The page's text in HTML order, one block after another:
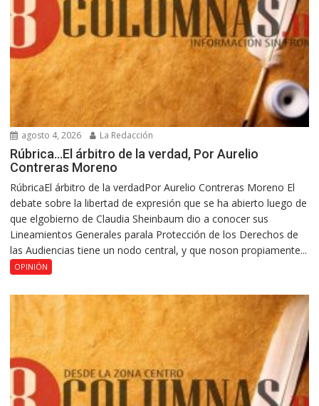
agosto 4, 2026 La Redacción
Rúbrica…El árbitro de la verdad, Por Aurelio
Contreras Moreno
RúbricaEl árbitro de la verdadPor Aurelio Contreras Moreno El
debate sobre la libertad de expresión que se ha abierto luego de
que elgobierno de Claudia Sheinbaum dio a conocer sus
Lineamientos Generales parala Protección de los Derechos de
las Audiencias tiene un nodo central, y que noson propiamente...
OPINIÓN